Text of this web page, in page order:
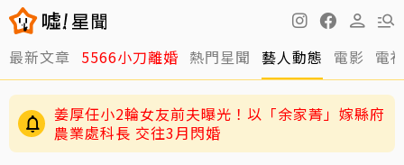
最新文章 5566小刀離婚 熱門星聞 藝人動態 電影 電
姜厚任小2輪女友前夫曝光！以「余家菁」嫁縣府
農業處科長 交往3月閃婚